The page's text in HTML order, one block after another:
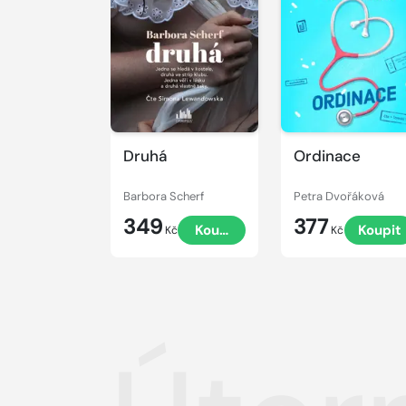
Druhá
Barbora Scherf
349 Kč Koupit
Přehrát
ukázku
Ordinace
Petra Dvořáková
377 Kč Koupit
Přehrát
ukázku